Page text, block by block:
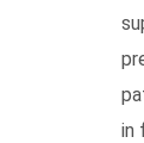
in